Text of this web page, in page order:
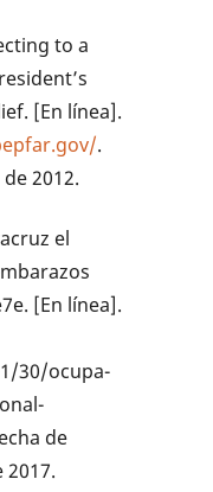
to a
[En línea].
.
2012.
el
[En línea].
30/ocupa-
de